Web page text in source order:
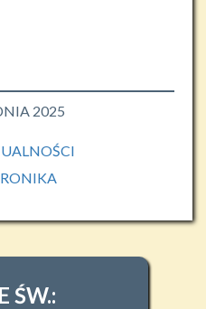
2025
ŚW.: